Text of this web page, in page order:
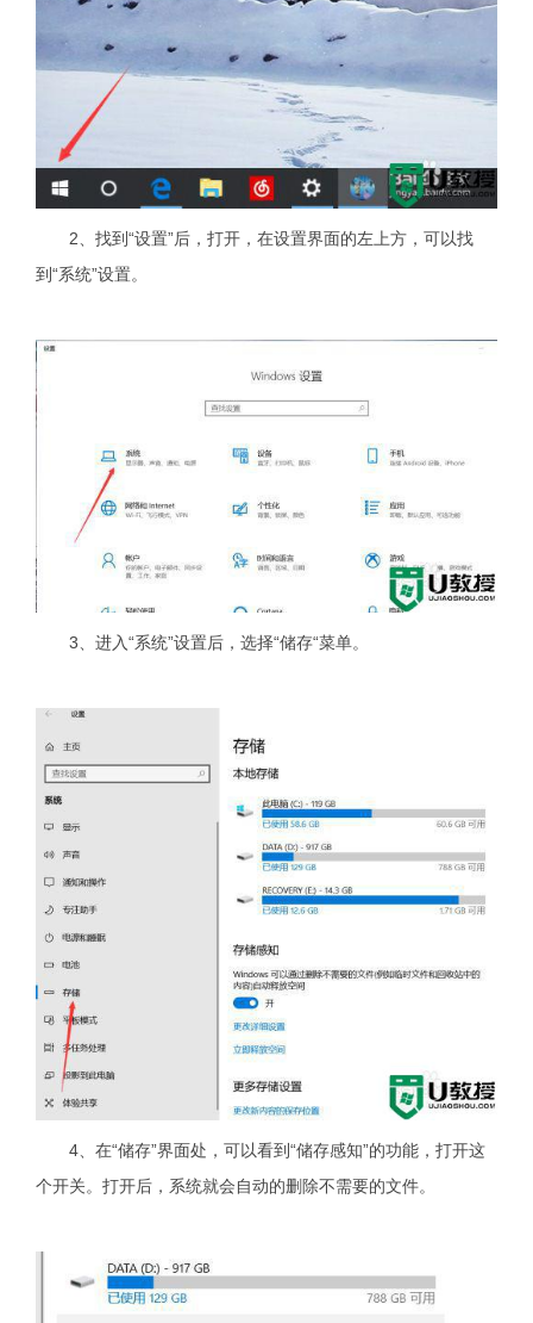
2、找到“设置”后，打开，在设置界面的左上方，可以找
到“系统”设置。
3、进入“系统”设置后，选择“储存“菜单。
4、在“储存”界面处，可以看到“储存感知”的功能，打开这
个开关。打开后，系统就会自动的删除不需要的文件。